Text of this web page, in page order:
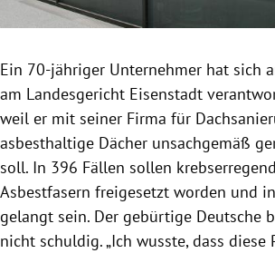
Untermenü
Untermenü
Ein 70-jähriger Unternehmer hat sich
am Landesgericht Eisenstadt
weil er mit seiner Firma für
asbesthaltige Dächer unsachgemäß
soll. In 396 Fällen sollen
Asbestfasern freigesetzt worden und
gelangt sein. Der gebürtige Deutsche
nicht schuldig. „Ich wusste, dass diese